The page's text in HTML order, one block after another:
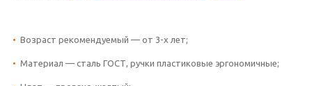
Возраст рекомендуемый — от 3-х лет;
Материал — сталь ГОСТ, ручки пластиковые эргономичные;